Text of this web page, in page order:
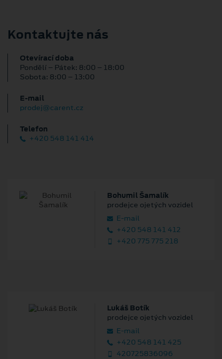
Kontaktujte nás
Otevírací doba
Pondělí – Pátek: 8:00 – 18:00
Sobota: 8:00 – 13:00
E‑mail
prodej@carent.cz
Telefon
+420 548 141 414
Bohumil Šamalík
prodejce ojetých vozidel
E‑mail
+420 548 141 412
+420 775 775 218
Lukáš Botík
prodejce ojetých vozidel
E‑mail
+420 548 141 425
420725836096